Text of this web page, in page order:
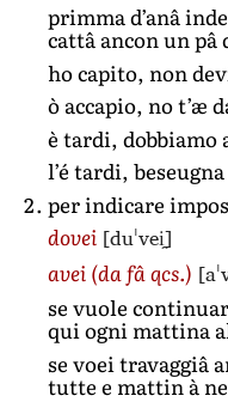
primma d’anâ
cattâ ancon un pâ
ho capito, non
ò accapio, no t’æ
è tardi, dobbiamo
l’é tardi,
per indicare
dovei [duˈvei̯]
avei (da fâ qcs.)
se vuole
qui ogni mattina
se voei travaggiâ
tutte e mattin à